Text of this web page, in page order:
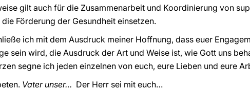
gilt auch für die Zusammenarbeit und Koordinierung von
Förderung der Gesundheit einsetzen.
ich mit dem Ausdruck meiner Hoffnung, dass euer
sein wird, die Ausdruck der Art und Weise ist, wie Gott uns
segne ich jeden einzelnen von euch, eure Lieben und eure
Vater unser… Der Herr sei mit euch…